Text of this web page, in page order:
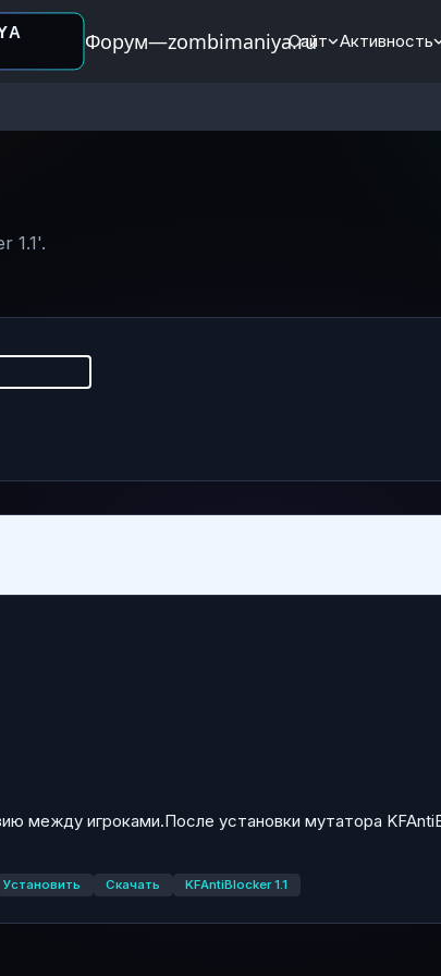
Форум—zombimaniya.ru
Сайт Активность
1.1'.
между игроками.После установки мутатора
Установить Скачать KFAntiBlocker 1.1